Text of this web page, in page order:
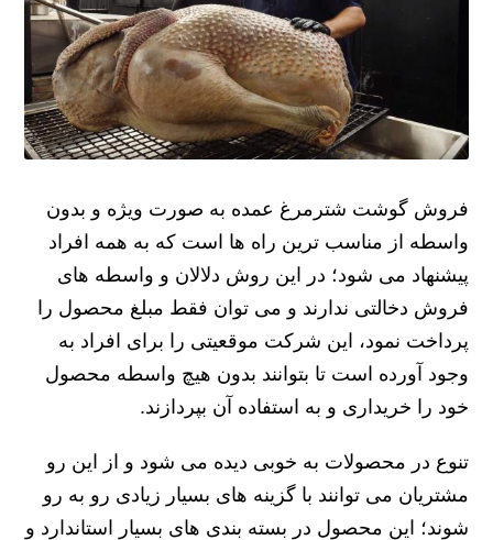
فروش گوشت شترمرغ عمده به صورت ویژه و بدون
واسطه از مناسب ترین راه ها است که به همه افراد
پیشنهاد می ‌شود؛ در این روش دلالان و واسطه های
فروش دخالتی ندارند و می ‌توان فقط مبلغ محصول را
پرداخت نمود، این شرکت موقعیتی را برای افراد به
وجود آورده است تا بتوانند بدون هیچ واسطه محصول
خود را خریداری و به استفاده آن بپردازند.
تنوع در محصولات به خوبی دیده می شود و از این رو
مشتریان می توانند با گزینه های بسیار زیادی رو به رو
شوند؛ این محصول در بسته بندی های بسیار استاندارد و